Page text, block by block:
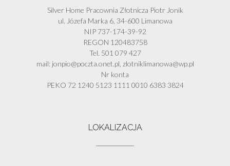
Silver Home Pracownia Złotnicza Piotr Jonik
ul. Józefa Marka 6, 34-600 Limanowa
NIP 737-174-39-92
REGON 120483758
Tel. 501 079 427
mail: jonpio@poczta.onet.pl, zlotniklimanowa@wp.pl
Nr konta
PEKO 72 1240 5123 1111 0010 6383 3824
LOKALIZACJA